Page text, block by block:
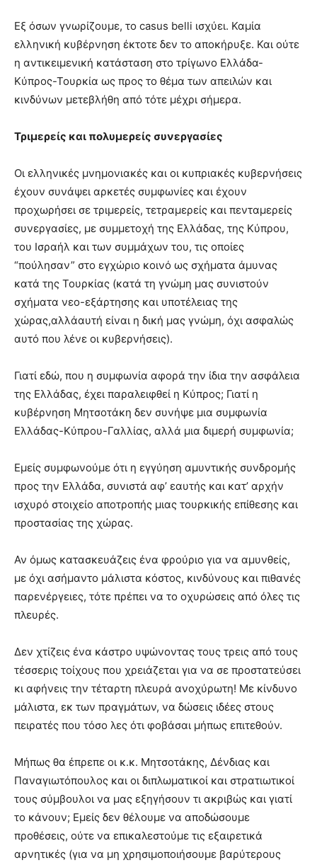
Eξ όσων γνωρίζουμε, το casus belli ισχύει. Καμία
ελληνική κυβέρνηση έκτοτε δεν το αποκήρυξε. Και ούτε
η αντικειμενική κατάσταση στο τρίγωνο Ελλάδα-
Κύπρος-Τουρκία ως προς το θέμα των απειλών και
κινδύνων μετεβλήθη από τότε μέχρι σήμερα.
Τριμερείς και πολυμερείς συνεργασίες
Οι ελληνικές μνημονιακές και οι κυπριακές κυβερνήσεις
έχουν συνάψει αρκετές συμφωνίες και έχουν
προχωρήσει σε τριμερείς, τετραμερείς και πενταμερείς
συνεργασίες, με συμμετοχή της Ελλάδας, της Κύπρου,
του Ισραήλ και των συμμάχων του, τις οποίες
“πούλησαν” στο εγχώριο κοινό ως σχήματα άμυνας
κατά της Τουρκίας (κατά τη γνώμη μας συνιστούν
σχήματα νεο-εξάρτησης και υποτέλειας της
χώρας,αλλάαυτή είναι η δική μας γνώμη, όχι ασφαλώς
αυτό που λένε οι κυβερνήσεις).
Γιατί εδώ, που η συμφωνία αφορά την ίδια την ασφάλεια
της Ελλάδας, έχει παραλειφθεί η Κύπρος; Γιατί η
κυβέρνηση Μητσοτάκη δεν συνήψε μια συμφωνία
Ελλάδας-Κύπρου-Γαλλίας, αλλά μια διμερή συμφωνία;
Εμείς συμφωνούμε ότι η εγγύηση αμυντικής συνδρομής
προς την Ελλάδα, συνιστά αφ’ εαυτής και κατ’ αρχήν
ισχυρό στοιχείο αποτροπής μιας τουρκικής επίθεσης και
προστασίας της χώρας.
Αν όμως κατασκευάζεις ένα φρούριο για να αμυνθείς,
με όχι ασήμαντο μάλιστα κόστος, κινδύνους και πιθανές
παρενέργειες, τότε πρέπει να το οχυρώσεις από όλες τις
πλευρές.
Δεν χτίζεις ένα κάστρο υψώνοντας τους τρεις από τους
τέσσερις τοίχους που χρειάζεται για να σε προστατεύσει
κι αφήνεις την τέταρτη πλευρά ανοχύρωτη! Με κίνδυνο
μάλιστα, εκ των πραγμάτων, να δώσεις ιδέες στους
πειρατές που τόσο λες ότι φοβάσαι μήπως επιτεθούν.
Μήπως θα έπρεπε οι κ.κ. Μητσοτάκης, Δένδιας και
Παναγιωτόπουλος και οι διπλωματικοί και στρατιωτικοί
τους σύμβουλοι να μας εξηγήσουν τι ακριβώς και γιατί
το κάνουν; Εμείς δεν θέλουμε να αποδώσουμε
προθέσεις, ούτε να επικαλεστούμε τις εξαιρετικά
αρνητικές (για να μη χρησιμοποιήσουμε βαρύτερους